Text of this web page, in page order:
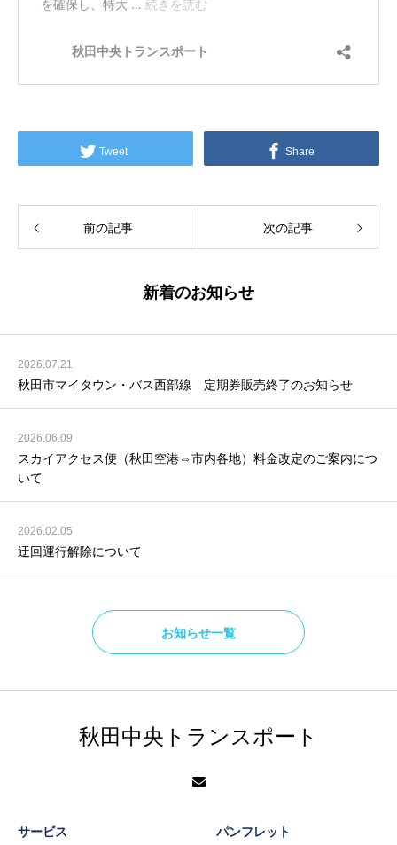
Tweet Share
前の記事 次の記事
新着のお知らせ
2026.07.21
秋田市マイタウン・バス西部線 定期券販売終了のお知らせ
2026.06.09
スカイアクセス便（秋田空港⇔市内各地）料金改定のご案内につ
いて
2026.02.05
迂回運行解除について
お知らせ一覧
秋田中央トランスポート
サービス パンフレット